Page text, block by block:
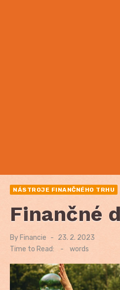
NÁSTROJE FINANČNÉHO TRHU
Finančné
By Financie
Posted
23. 2. 2023
Time to Read:
- words